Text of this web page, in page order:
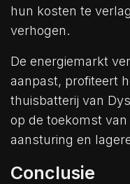
hun kosten te
verhogen.
De energiemarkt
aanpast, profiteert
thuisbatterij van
op de toekomst
aansturing en
Conclusie